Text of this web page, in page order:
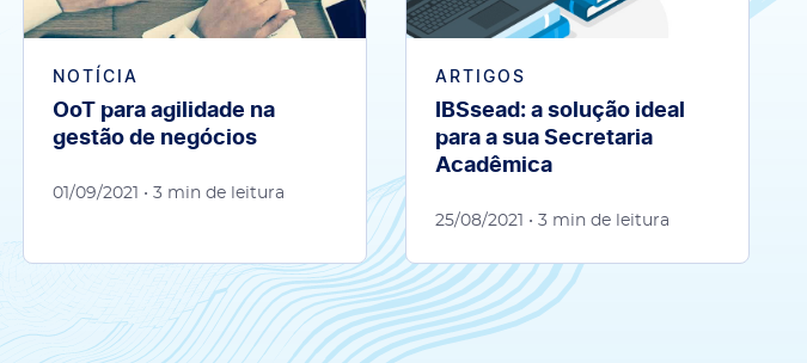
NOTÍCIA
OoT para agilidade na
gestão de negócios
01/09/2021 • 3 min de leitura
ARTIGOS
IBSsead: a solução ideal
para a sua Secretaria
Acadêmica
25/08/2021 • 3 min de leitura